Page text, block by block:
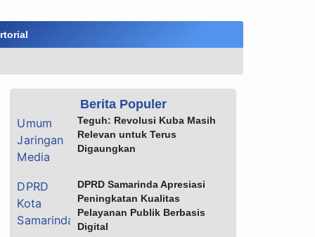
Berita Populer
Teguh: Revolusi Kuba Masih
Relevan untuk Terus
Digaungkan
DPRD Samarinda Apresiasi
Peningkatan Kualitas
Pelayanan Publik Berbasis
Digital